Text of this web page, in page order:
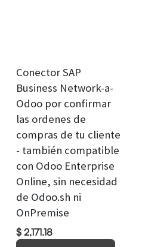
Conector SAP
Business Network-a-
Odoo por confirmar
las ordenes de
compras de tu cliente
- también compatible
con Odoo Enterprise
Online, sin necesidad
de Odoo.sh ni
OnPremise
$ 2,171.18